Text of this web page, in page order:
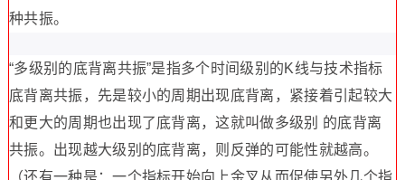
种共振。
“多级别的底背离共振”是指多个时间级别的K线与技术指标
底背离共振，先是较小的周期出现底背离，紧接着引起较大
和更大的周期也出现了底背离，这就叫做多级别 的底背离
共振。出现越大级别的底背离，则反弹的可能性就越高。
（还有一种是：一个指标开始向上金叉从而促使另外几个指